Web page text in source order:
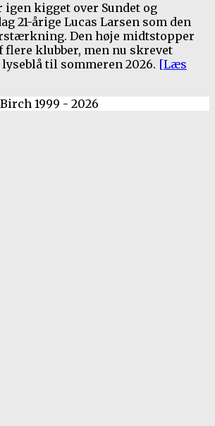
igen kigget over Sundet og
21-årige Lucas Larsen som den
Den høje midtstopper
klubber, men nu skrevet
til sommeren 2026. [Læs
1999 - 2026